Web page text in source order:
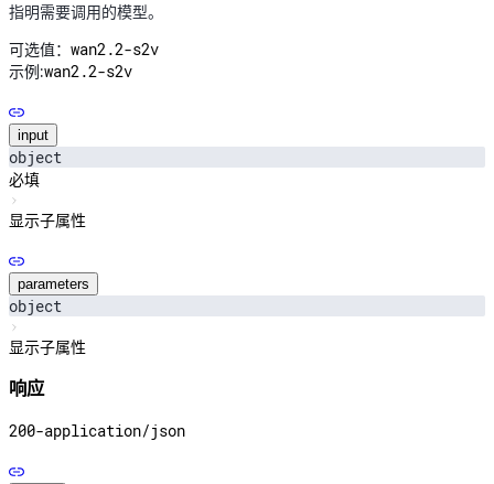
指明需要调用的模型。
可选值： wan2.2-s2v
示例:wan2.2-s2v
input
object
必填
显示子属性
parameters
object
显示子属性
响应
200-application/json